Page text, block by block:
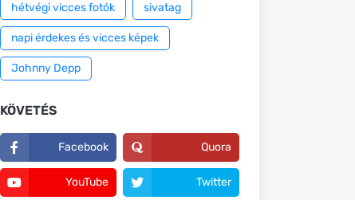
hétvégi vicces fotók sivatag
napi érdekes és vicces képek
Johnny Depp
KÖVETÉS
Facebook Quora
YouTube Twitter